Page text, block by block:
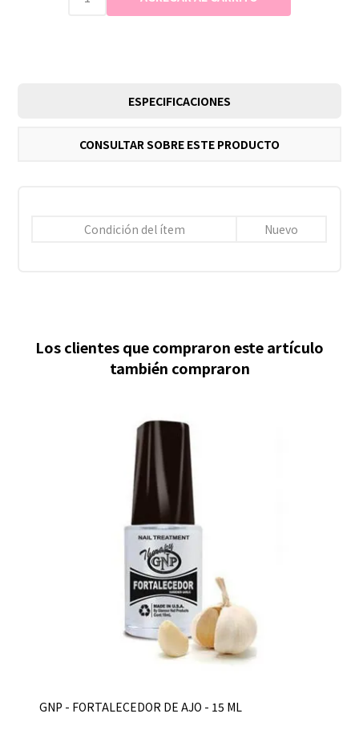
ESPECIFICACIONES
CONSULTAR SOBRE ESTE PRODUCTO
Condición del ítem Nuevo
Los clientes que compraron este artículo
también compraron
GNP - FORTALECEDOR DE AJO - 15 ML